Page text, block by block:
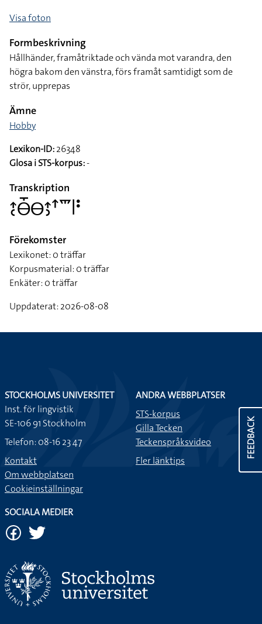
Visa foton
Formbeskrivning
Hållhänder, framåtriktade och vända mot varandra, den
högra bakom den vänstra, förs framåt samtidigt som de
strör, upprepas
Ämne
Hobby
Lexikon-ID:26348
Glosa i STS-korpus:-
Transkription
􌤴􌥗􌤫􌤻􌤫􌤴􌤶􌦃􌥴􌥼􌥻
Förekomster
Lexikonet: 0 träffar
Korpusmaterial: 0 träffar
Enkäter: 0 träffar
Uppdaterat: 2026-08-08
FEEDBACK
STOCKHOLMS UNIVERSITET
Inst. för lingvistik
SE-106 91 Stockholm
Telefon: 08-16 23 47
Kontakt
Om webbplatsen
Cookieinställningar
ANDRA WEBBPLATSER
STS-korpus
Gilla Tecken
Teckenspråksvideo
Fler länktips
SOCIALA MEDIER